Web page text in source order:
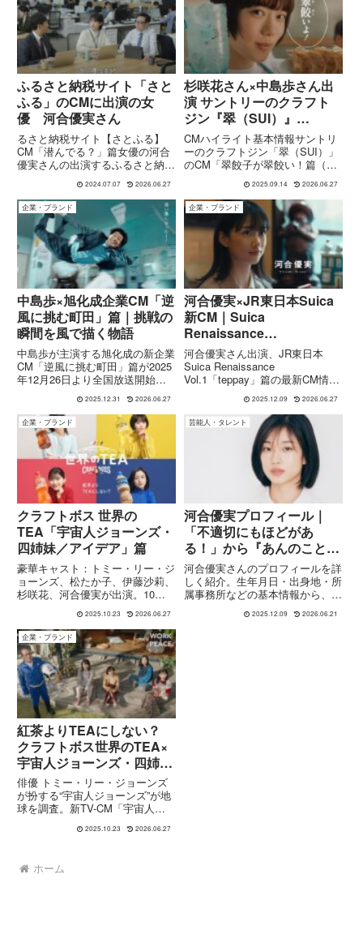
ふるさと納税サイト「さと
ふる」のCMに出演の女
優 河合優実さん
るさと納税サイト【さとふる】
CM「潜んでる？」篇女優の河合
優実さんの出演するふるさと納税
さと納税さとふる公式YouTubeチ
ャンネルで公開になっていま
す。"さとふる"気になってるんで
す河合さん この中に、かくれ...
2024.07.07 2026.06.27
杉咲花さん×中島歩さん出
演 サントリーのクラフト
ジン『翠（SUI）』
CM『翠餃子が翠餃い！
篇』
CMハイライト基本情報サントリ
ーのクラフトジン「翠（SUI）」
のCM「翠餃子が翠餃い！篇（30
公開情報からわかるところをまと
めます。言葉遊びと“食との相
性”を押し出した楽しいCMです
ね。商品名：サントリージン ...
2025.09.14 2026.06.27
企業・ブランド
中島歩×旭化成企業CM「逆
風に挑む町田」篇｜挑戦の
瞬間を風で描く物語
中島歩が主演する旭化成の新企業
CM「逆風に挑む町田」篇が2025
年12月26日より全国放送開始。
を“風”というモチーフで象徴的に
表現した物語に迫る。出演者・見
どころ・撮影裏話まで。
2025.12.31 2026.06.27
企業・ブランド
河合優実×JR東日本Suica
新CM｜Suica
Renaissance
Vol.1「teppay」篇で新決
済サービスを紹介
河合優実さん出演、JR東日本
Suica Renaissance
Vol.1「teppay」篇の最新CM情報
ト予定の新コード決済サービス
「teppay」で、チャージなし後払
い・高額決済・電子マネー送金な
どSuicaがどう進化するのか、セ
リフやストーリー、背景もあわせ
て紹介します。
2025.12.09 2026.06.27
企業・ブランド
クラフトボス 世界の
TEA「宇宙人ジョーンズ・
四姉妹／アイデア」篇
豪華キャスト：トミー・リー・ジ
ョーンズ、松たか子、伊藤沙莉、
杉咲花、河合優実が出演。10月
フトボス 世界のTEA」新TV-
CM「宇宙人ジョーンズ・四姉妹
／アイデア」篇を、CMストーリ
ー、シリーズ商品とともに解説し
ます！
2025.10.23 2026.06.27
芸能人・タレント
河合優実プロフィール｜
「不適切にもほどがあ
る！」から『あんのこと』
『ナミビアの砂漠』まで受
賞歴と出演作まとめ
河合優実さんのプロフィールを詳
しく紹介。生年月日・出身地・所
属事務所などの基本情報から、
ムにのって』『あんのこと』『ナ
2025.12.09 2026.06.21
企業・ブランド
紅茶よりTEAにしない？
クラフトボス世界のTEA×
宇宙人ジョーンズ・四姉妹
篇
俳優 トミー・リー・ジョーンズ
が扮する“宇宙人ジョーンズ”が地
球を調査。新TV-CM「宇宙人ジ
か子さん×杉咲花さん×河合優実
世界のTEA」シリーズ4品発売
2025.10.23 2026.06.27
ホーム